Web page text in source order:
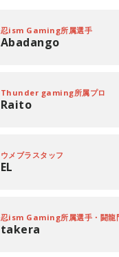
忍ism Gaming所属選手
Abadango
Thunder gaming所属プロ
Raito
ウメブラスタッフ
EL
忍ism Gaming所属選手・闘龍
takera